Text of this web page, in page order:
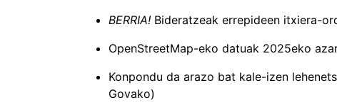
BERRIA! Bideratzeak errepideen itxiera-
OpenStreetMap-eko datuak 2025eko
Konpondu da arazo bat kale-izen
Govako)